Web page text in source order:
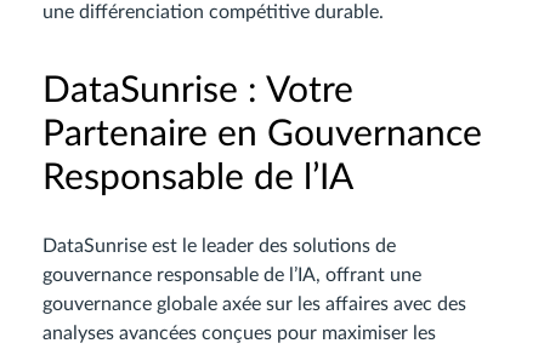
une différenciation compétitive durable.
DataSunrise : Votre
Partenaire en Gouvernance
Responsable de l’IA
DataSunrise est le leader des solutions de
gouvernance responsable de l’IA, offrant une
gouvernance globale axée sur les affaires avec des
analyses avancées conçues pour maximiser les